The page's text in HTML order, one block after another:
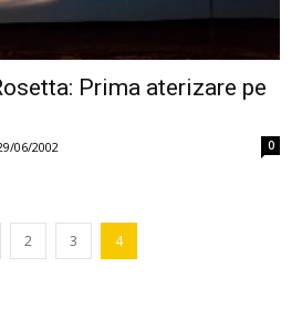
Prima aterizare pe
06/2002 0
2 3 4